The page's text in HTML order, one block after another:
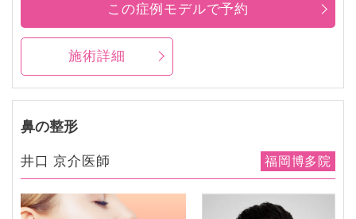
施術詳細
この症例モデルで予約
鼻の整形
井口 京介医師 福岡博多院